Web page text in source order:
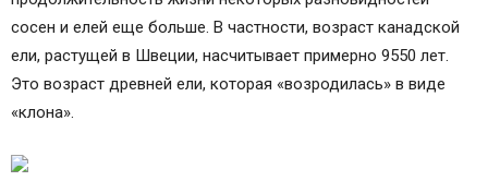
сосен и елей еще больше. В частности, возраст канадской
ели, растущей в Швеции, насчитывает примерно 9550 лет.
Это возраст древней ели, которая «возродилась» в виде
«клона».